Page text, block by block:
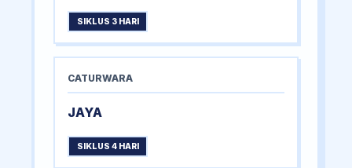
SIKLUS 3 HARI
CATURWARA
JAYA
SIKLUS 4 HARI